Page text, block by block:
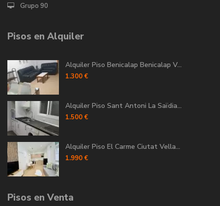
Grupo 90
Pisos en Alquiler
Alquiler Piso Benicalap Benicalap V...
1.300 €
Alquiler Piso Sant Antoni La Saïdia...
1.500 €
Alquiler Piso El Carme Ciutat Vella...
1.990 €
Pisos en Venta